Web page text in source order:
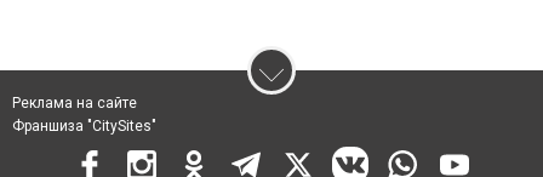
Реклама на сайте
Франшиза "CitySites"